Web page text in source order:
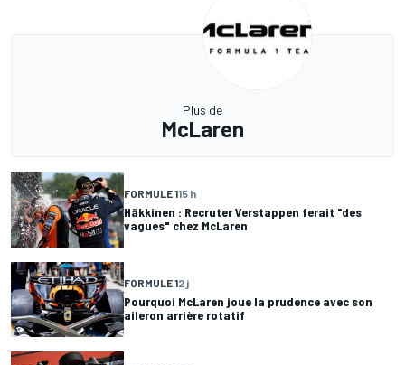
Plus de
McLaren
FORMULE 115 h
Häkkinen : Recruter Verstappen ferait "des
vagues" chez McLaren
FORMULE 12 j
Pourquoi McLaren joue la prudence avec son
aileron arrière rotatif